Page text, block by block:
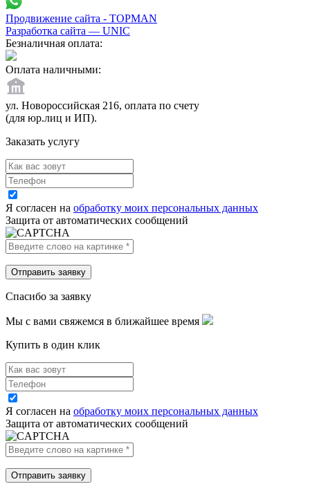
Продвижение сайта - TOPMAN
Разработка сайта — UNIC
Безналичная оплата:
Оплата наличными:
ул. Новороссийская 216, оплата по счету
(для юр.лиц и ИП).
Заказать услугу
Я согласен на обработку моих персональных данных
Защита от автоматических сообщений
Спасибо за заявку
Мы с вами свяжемся в ближайшее время
Купить в один клик
Я согласен на обработку моих персональных данных
Защита от автоматических сообщений